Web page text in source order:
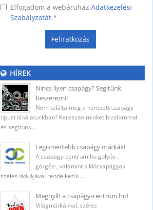
Elfogadom a webáruház Adatkezelési
Szabályzatát.*
Feliratkozás
HÍREK
Nincs ilyen csapágy? Segítünk
beszerezni!
Nem találta meg a keresett csapágy
típust kínálatunkban? Keressen minket bizalommal
és segítünk…
Legismertebb csapágy márkák!
A csapagy-centrum.hu golyós-,
görgős-, valamint siklócsapágyak
széles skálájával rendelkezik.…
Megnyílt a csapágy-centrum.hu!
Világmárkákkal, széles